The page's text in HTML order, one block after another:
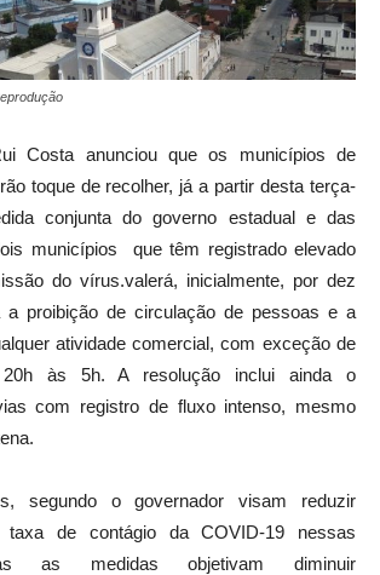
Costa anunciou que os municípios de
toque de recolher, já a partir desta terça-
conjunta do governo estadual e das
municípios que têm registrado elevado
do vírus.valerá, inicialmente, por dez
a proibição de circulação de pessoas e a
atividade comercial, com exceção de
20h às 5h. A resolução inclui ainda o
com registro de fluxo intenso, mesmo
segundo o governador visam reduzir
taxa de contágio da COVID-19 nessas
as medidas objetivam diminuir